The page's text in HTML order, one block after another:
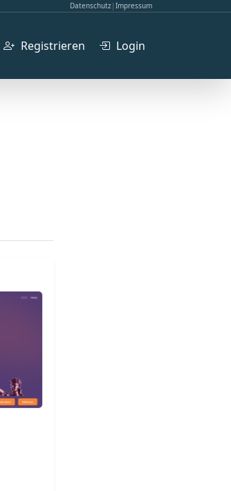
Datenschutz| Impressum
Registrieren Login